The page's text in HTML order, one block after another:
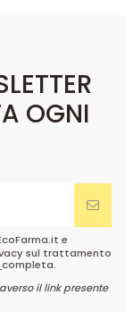
OGNI
e
sul trattamento
completa.
il link presente